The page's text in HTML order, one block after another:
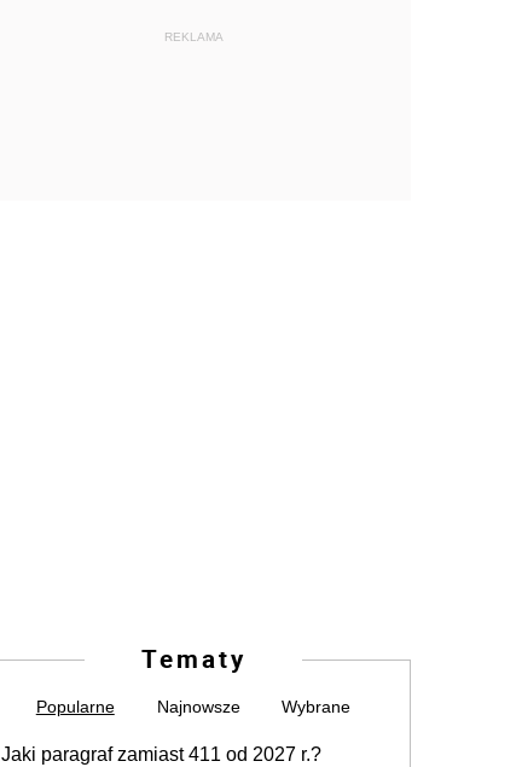
REKLAMA
Tematy
Popularne Najnowsze Wybrane
Jaki paragraf zamiast 411 od 2027 r.?